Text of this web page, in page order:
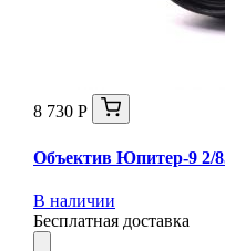
8 730 Р
Объектив Юпитер-9 2/
В наличии
Бесплатная доставка